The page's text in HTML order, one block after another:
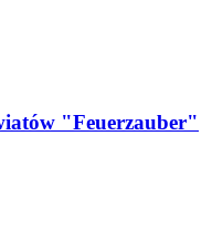
"Feuerzauber"